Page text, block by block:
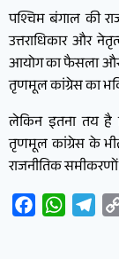
पश्चिम बंगाल की
उत्तराधिकार और
आयोग का फैसला और
तृणमूल कांग्रेस का
लेकिन इतना तय है
तृणमूल कांग्रेस के
राजनीतिक
Facebook